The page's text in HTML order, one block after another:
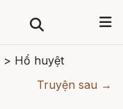
> Hổ huyệt
Truyện sau →